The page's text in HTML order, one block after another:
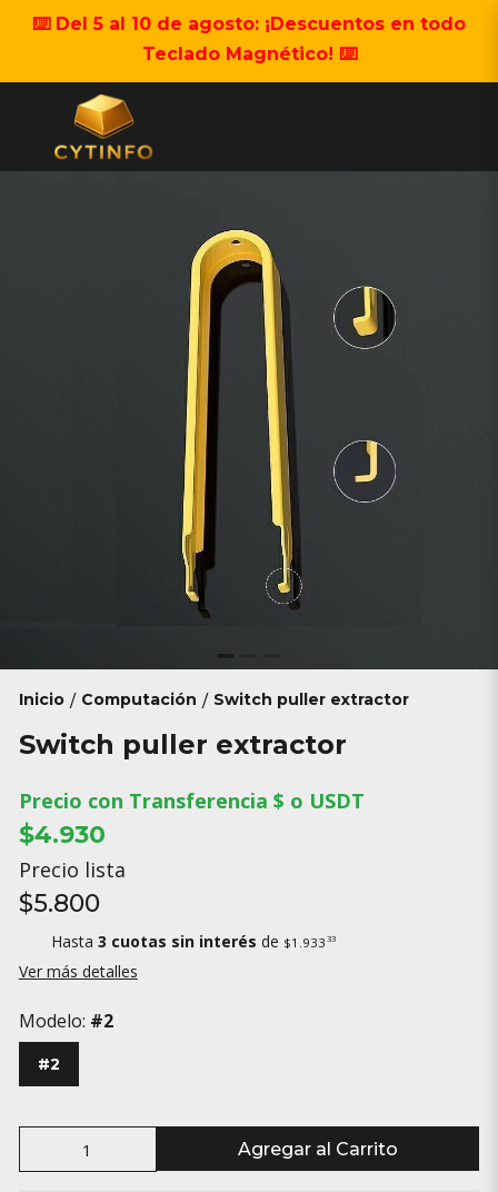
⌨️ Del 5 al 10 de agosto: ¡Descuentos en todo
Teclado Magnético! ⌨️
Inicio / Computación / Switch puller extractor
Switch puller extractor
Precio con Transferencia $ o USDT
$4.930
Precio lista
$5.800
Hasta 3 cuotas sin interés de $1.933 33
Ver más detalles
Modelo: #2
#2
Agregar al Carrito